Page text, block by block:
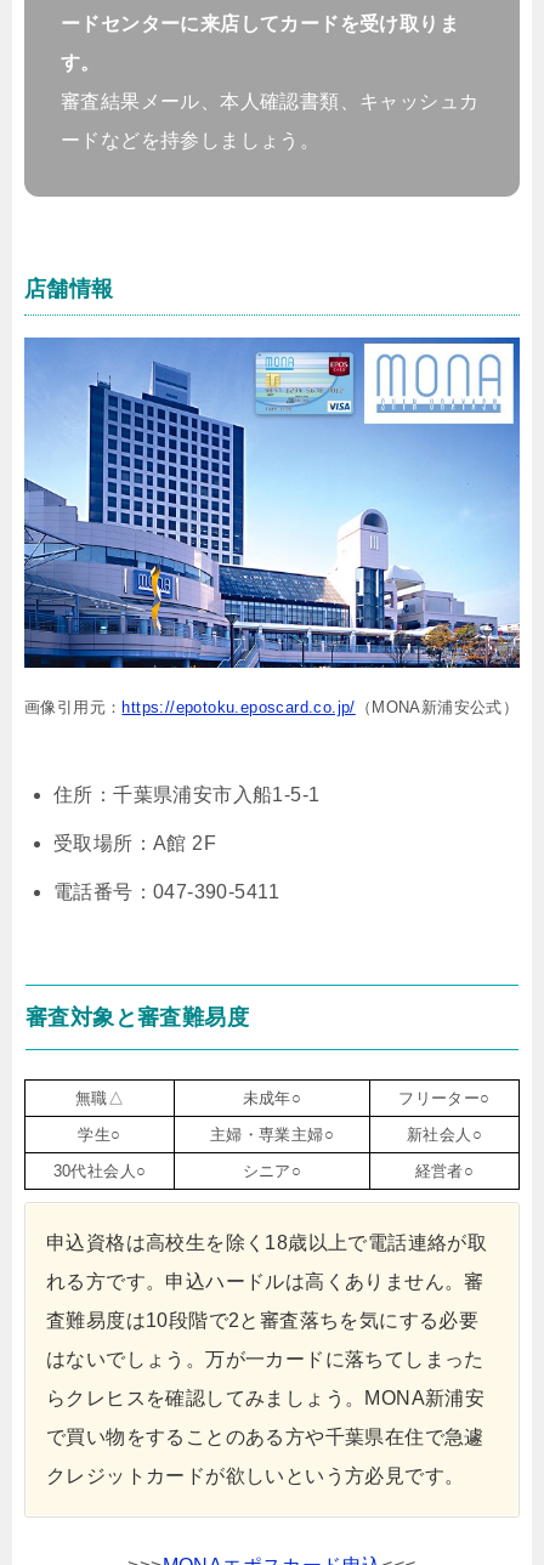
ードセンターに来店してカードを受け取りま
す。
審査結果メール、本人確認書類、キャッシュカ
ードなどを持参しましょう。
店舗情報
画像引用元： https://epotoku.eposcard.co.jp/ （MONA新浦安公式）
住所：千葉県浦安市入船1-5-1
受取場所：A館 2F
電話番号：047-390-5411
審査対象と審査難易度
無職△ 未成年○
フリーター○
学生○
主婦・専業主婦○
新社会人○
30代社会人○
シニア○ 経営者○
申込資格は高校生を除く18歳以上で電話連絡が取
れる方です。申込ハードルは高くありません。審
査難易度は10段階で2と審査落ちを気にする必要
はないでしょう。万が一カードに落ちてしまった
らクレヒスを確認してみましょう。MONA新浦安
で買い物をすることのある方や千葉県在住で急遽
クレジットカードが欲しいという方必見です。